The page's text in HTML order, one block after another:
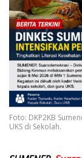
Foto: DKP2KB
UKS di Sekolah.